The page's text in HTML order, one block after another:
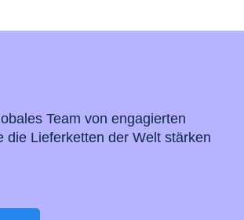
Team von engagierten
die Lieferketten der Welt stärken